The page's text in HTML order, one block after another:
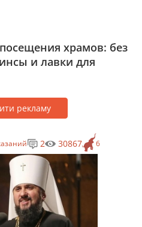
храмов: без
и лавки для
рекламу
6
2 30867